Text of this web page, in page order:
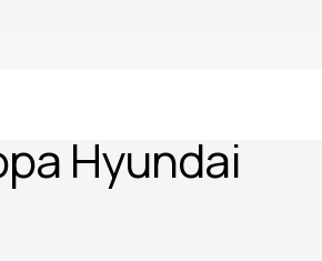
Hyundai